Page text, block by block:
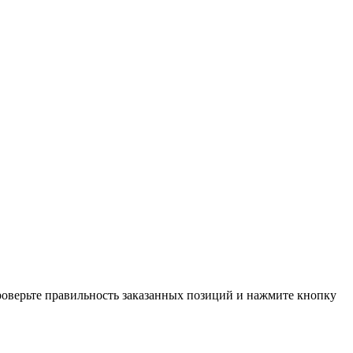
правильность заказанных позиций и нажмите кнопку